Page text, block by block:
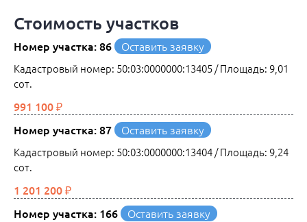
Стоимость участков
Номер участка: 86 Оставить заявку
Кадастровый номер: 50:03:0000000:13405 / Площадь: 9,01
сот.
991 100 ₽
Номер участка: 87
Оставить заявку
Кадастровый номер: 50:03:0000000:13404 / Площадь: 9,24
сот.
1 201 200 ₽
Номер участка: 166
Оставить заявку